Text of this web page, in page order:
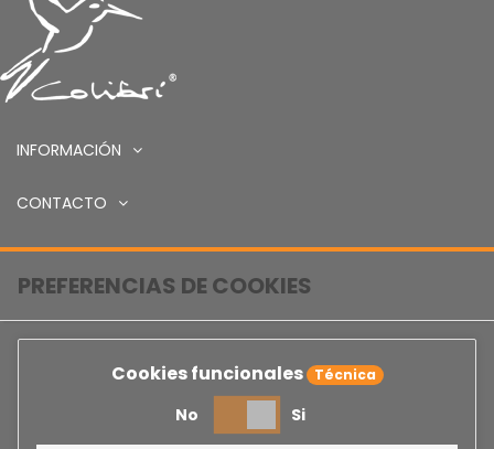
INFORMACIÓN
CONTACTO
PREFERENCIAS DE COOKIES
Cookies funcionales Técnica
No Si